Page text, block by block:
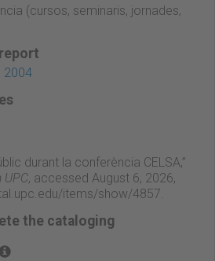
(cursos, seminaris, jornades,
2004
durant la conferència CELSA,”
UPC, accessed August 6, 2026,
items/show/4857.
the cataloging